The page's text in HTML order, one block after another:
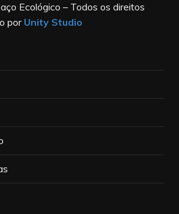
Ecológico – Todos os direitos
por Unity Studio